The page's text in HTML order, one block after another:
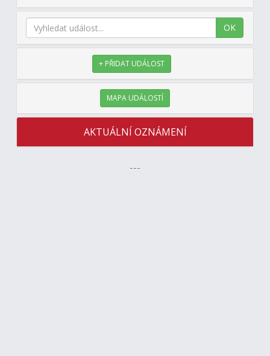
OK
+ PŘIDAT UDÁLOST
MAPA UDÁLOSTÍ
AKTUÁLNÍ OZNÁMENÍ
---